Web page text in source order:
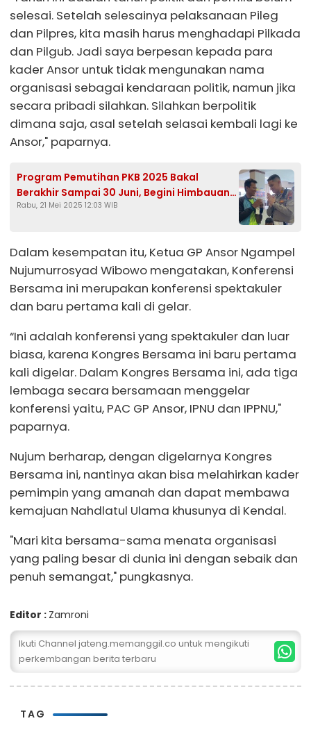
selesai. Setelah selesainya pelaksanaan Pileg
dan Pilpres, kita masih harus menghadapi Pilkada
dan Pilgub. Jadi saya berpesan kepada para
kader Ansor untuk tidak mengunakan nama
organisasi sebagai kendaraan politik, namun jika
secara pribadi silahkan. Silahkan berpolitik
dimana saja, asal setelah selasai kembali lagi ke
Ansor," paparnya.
Program Pemutihan PKB 2025 Bakal
Berakhir Sampai 30 Juni, Begini Himbauan
Satlantas Polres Kendal
Rabu, 21 Mei 2025 12:03 WIB
Dalam kesempatan itu, Ketua GP Ansor Ngampel
Nujumurrosyad Wibowo mengatakan, Konferensi
Bersama ini merupakan konferensi spektakuler
dan baru pertama kali di gelar.
“Ini adalah konferensi yang spektakuler dan luar
biasa, karena Kongres Bersama ini baru pertama
kali digelar. Dalam Kongres Bersama ini, ada tiga
lembaga secara bersamaan menggelar
konferensi yaitu, PAC GP Ansor, IPNU dan IPPNU,"
paparnya.
Nujum berharap, dengan digelarnya Kongres
Bersama ini, nantinya akan bisa melahirkan kader
pemimpin yang amanah dan dapat membawa
kemajuan Nahdlatul Ulama khusunya di Kendal.
"Mari kita bersama-sama menata organisasi
yang paling besar di dunia ini dengan sebaik dan
penuh semangat," pungkasnya.
Editor : Zamroni
Ikuti Channel jateng.memanggil.co untuk mengikuti
perkembangan berita terbaru
TAG